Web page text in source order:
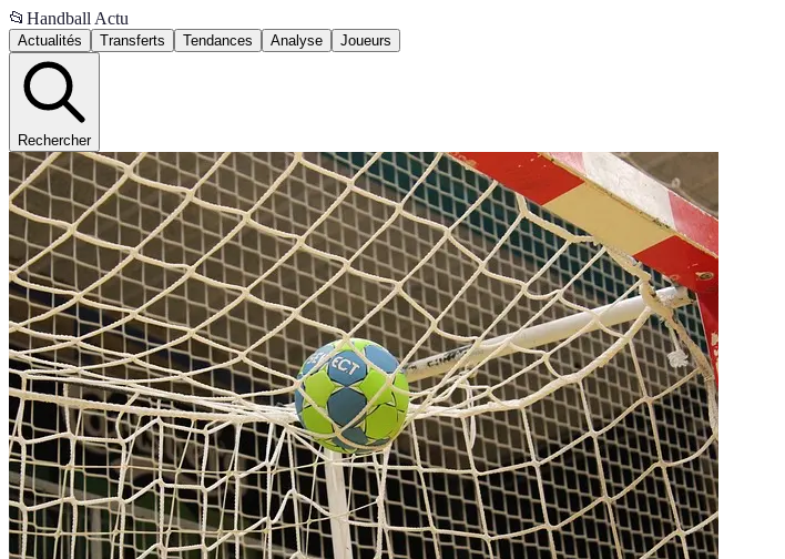
📂 Handball Actu
Actualités Transferts Tendances Analyse Joueurs
Rechercher